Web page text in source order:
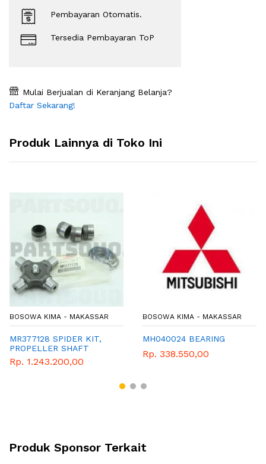
Pembayaran Otomatis.
Tersedia Pembayaran ToP
Mulai Berjualan di Keranjang Belanja?
Daftar Sekarang!
Produk Lainnya di Toko Ini
BOSOWA KIMA - MAKASSAR
MR377128 SPIDER KIT,
PROPELLER SHAFT
Rp. 1.243.200,00
BOSOWA KIMA - MAKASSAR
MH040024 BEARING
Rp. 338.550,00
Produk Sponsor Terkait